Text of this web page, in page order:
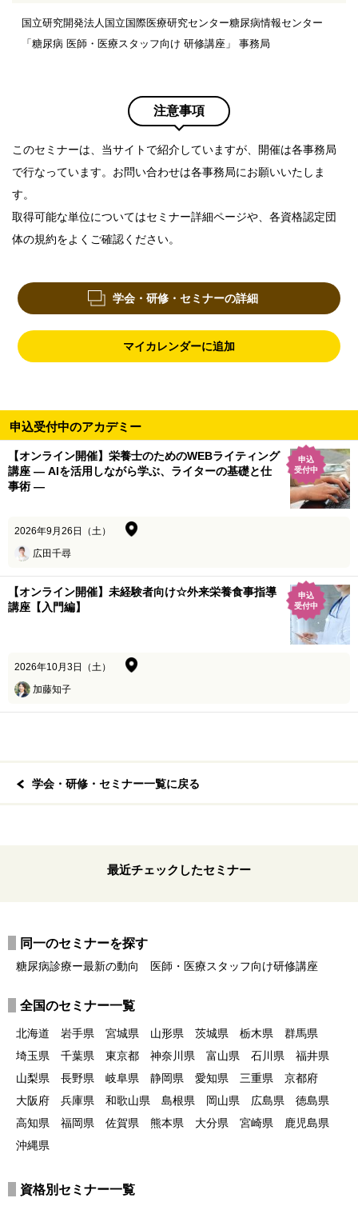
国立研究開発法人国立国際医療研究センター糖尿病情報センター
「糖尿病 医師・医療スタッフ向け 研修講座」 事務局
注意事項
このセミナーは、当サイトで紹介していますが、開催は各事務局
で行なっています。お問い合わせは各事務局にお願いいたしま
す。
取得可能な単位についてはセミナー詳細ページや、各資格認定団
体の規約をよくご確認ください。
学会・研修・セミナーの詳細
マイカレンダーに追加
申込受付中のアカデミー
【オンライン開催】栄養士のためのWEBライティング
講座 ― AIを活用しながら学ぶ、ライターの基礎と仕
事術 ―
申込
受付中
2026年9月26日（土）
広田千尋
【オンライン開催】未経験者向け☆外来栄養食事指導
講座【入門編】
申込
受付中
2026年10月3日（土）
加藤知子
学会・研修・セミナー一覧に戻る
最近チェックしたセミナー
同一のセミナーを探す
糖尿病診療ー最新の動向 医師・医療スタッフ向け研修講座
全国のセミナー一覧
北海道 岩手県 宮城県 山形県 茨城県 栃木県
群馬県
埼玉県
千葉県 東京都 神奈川県 富山県 石川県
福井県
山梨県
長野県 岐阜県 静岡県 愛知県 三重県
京都府
大阪府
兵庫県 和歌山県 島根県 岡山県 広島県
徳島県
高知県
福岡県 佐賀県 熊本県 大分県 宮崎県
鹿児島県
沖縄県
資格別セミナー一覧